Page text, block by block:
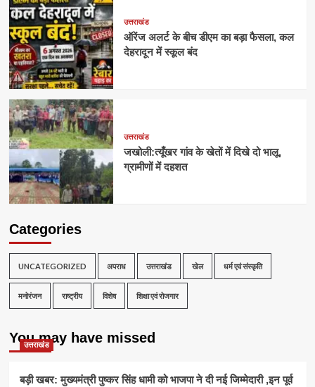
उत्तराखंड
ऑरेंज अलर्ट के बीच डीएम का बड़ा फैसला, कल
देहरादून में स्कूल बंद
उत्तराखंड
जखोली:त्यूँखर गांव के खेतों में दिखे दो भालू,
ग्रामीणों में दहशत
Categories
UNCATEGORIZED अपराध उत्तराखंड खेल धर्म एवं संस्कृति
मनोरंजन राष्ट्रीय विशेष शिक्षा एवं रोजगार
You may have missed
उत्तराखंड
बड़ी खबर: मुख्यमंत्री पुष्कर सिंह धामी को भाजपा ने दी नई जिम्मेदारी ,इन पूर्व